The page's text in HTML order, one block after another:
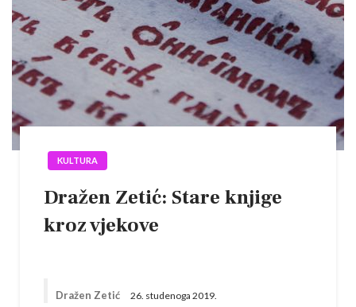
KULTURA
Dražen Zetić: Stare knjige
kroz vjekove
Dražen Zetić 26. studenoga 2019.